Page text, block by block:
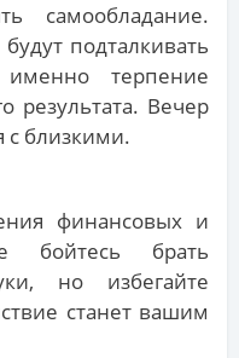
самообладание.
подталкивать
терпение
результата. Вечер
с близкими.
финансовых и
бойтесь брать
но избегайте
станет вашим